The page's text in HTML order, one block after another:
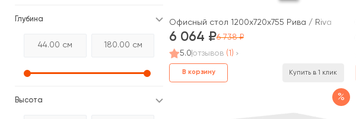
Глубина
Высота
Офисный стол 1200x720x755 Рива / Riva
6 064
6 738
5.0 отзывов (1)
В корзину Купить в 1 клик
%